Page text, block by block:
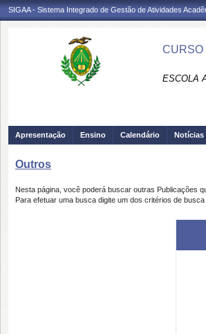
SIGAA - Sistema Integrado de Gestão de Atividades
CURSO
ESCOLA
Apresentação Ensino Calendário Notícias
Outros
Nesta página, você poderá buscar outras Publicações
Para efetuar uma busca digite um dos critérios de